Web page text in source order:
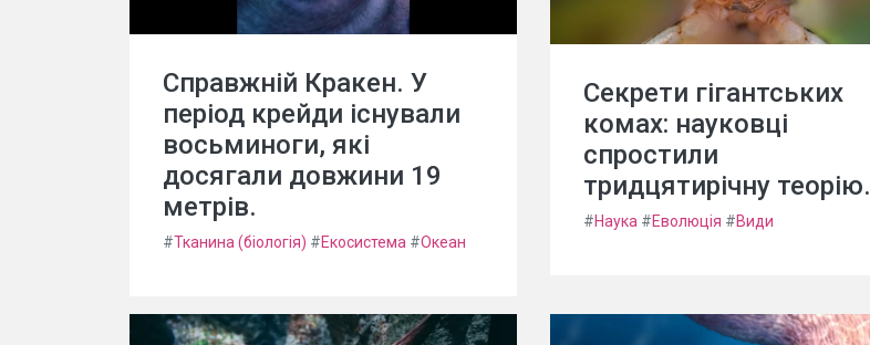
Справжній Кракен. У
період крейди існували
восьминоги, які
досягали довжини 19
метрів.
#Тканина (біологія) #Екосистема #Океан
Секрети гігантських
комах: науковці
спростили
тридцятирічну теорію.
#Наука #Еволюція #Види